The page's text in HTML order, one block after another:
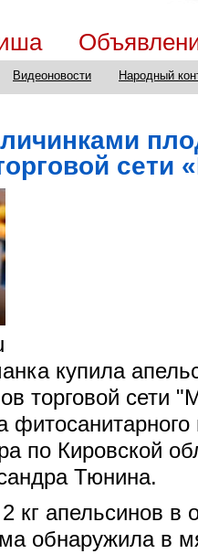
Видеоновости Народный
сети
купила
торговой сети
по Кировской
Тюнина.
кг апельсинов в
обнаружила в